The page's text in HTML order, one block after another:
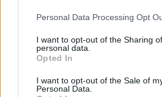
Please note that this website/app
not limited to your visit or usage
grant or deny consent to Google and
use your data for below specified
consent section.
Personal Data Processing Opt
I want to opt-out of the Sharing
personal data.
Opted In
I want to opt-out of the Sale of
Personal Data.